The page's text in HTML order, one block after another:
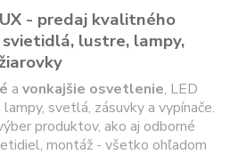
- predaj kvalitného
lustre, lampy,
žiarovky
a vonkajšie osvetlenie, LED
svetlá, zásuvky a vypínače.
produktov, ako aj odborné
montáž - všetko ohľadom